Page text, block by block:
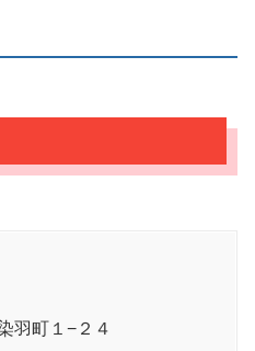
羽町１−２４